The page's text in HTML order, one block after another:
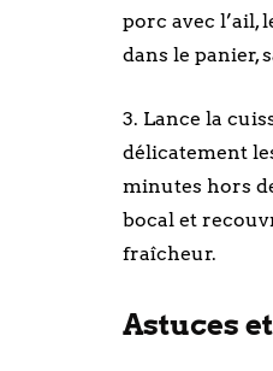
porc avec l’ail,
dans le panier,
3. Lance la
délicatement
minutes hors
bocal et
fraîcheur.
Astuces